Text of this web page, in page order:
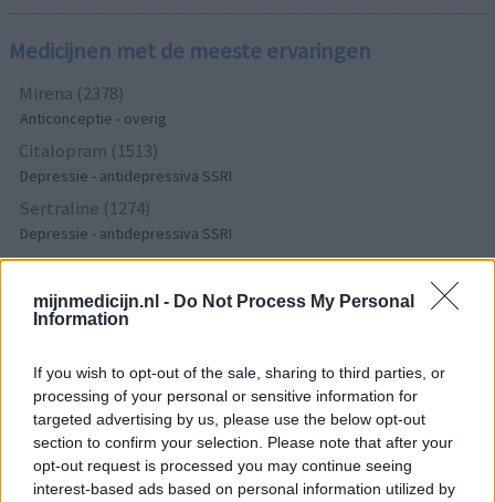
mijnmedicijn.nl - Do Not Process My Personal
Information
If you wish to opt-out of the sale, sharing to third parties, or
processing of your personal or sensitive information for
targeted advertising by us, please use the below opt-out
section to confirm your selection. Please note that after your
opt-out request is processed you may continue seeing
interest-based ads based on personal information utilized by
Medicijnen met de meeste ervaringen
Mirena (2378)
Anticonceptie - overig
Citalopram (1513)
Depressie - antidepressiva SSRI
Sertraline (1274)
Depressie - antidepressiva SSRI
Paroxetine (1272)
Depressie - antidepressiva SSRI
Simvastatine (1228)
Champix (1187)
Verslavingsziekten
Venlafaxine (1004)
Depressie - antidepressiva overig
Tramadol (939)